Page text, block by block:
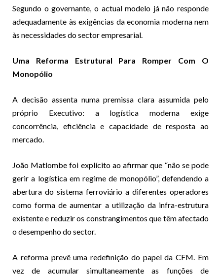
Segundo o governante, o actual modelo já não responde
adequadamente às exigências da economia moderna nem
às necessidades do sector empresarial.
Uma Reforma Estrutural Para Romper Com O
Monopólio
A decisão assenta numa premissa clara assumida pelo
próprio Executivo: a logística moderna exige
concorrência, eficiência e capacidade de resposta ao
mercado.
João Matlombe foi explícito ao afirmar que “não se pode
gerir a logística em regime de monopólio”, defendendo a
abertura do sistema ferroviário a diferentes operadores
como forma de aumentar a utilização da infra-estrutura
existente e reduzir os constrangimentos que têm afectado
o desempenho do sector.
A reforma prevê uma redefinição do papel da CFM. Em
vez de acumular simultaneamente as funções de